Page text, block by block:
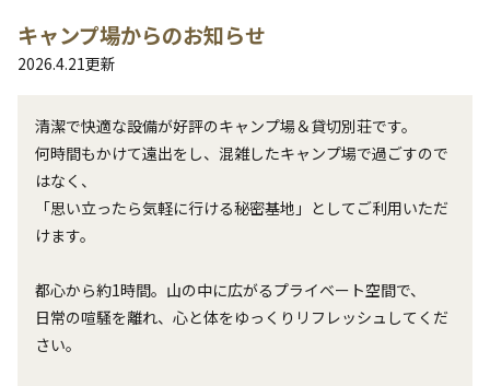
キャンプ場からのお知らせ
2026.4.21更新
清潔で快適な設備が好評のキャンプ場＆貸切別荘です。
何時間もかけて遠出をし、混雑したキャンプ場で過ごすので
はなく、
「思い立ったら気軽に行ける秘密基地」としてご利用いただ
けます。
都心から約1時間。山の中に広がるプライベート空間で、
日常の喧騒を離れ、心と体をゆっくりリフレッシュしてくだ
さい。